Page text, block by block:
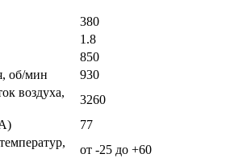
380
1.8
850
об/мин
930
воздуха,
3260
77
от -25 до +60